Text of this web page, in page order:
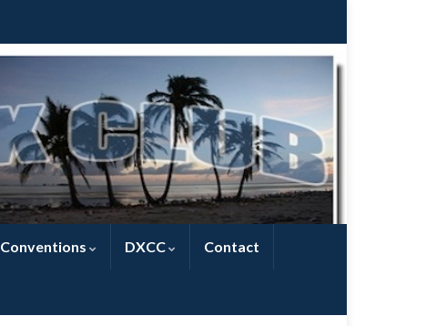
Conventions DXCC Contact